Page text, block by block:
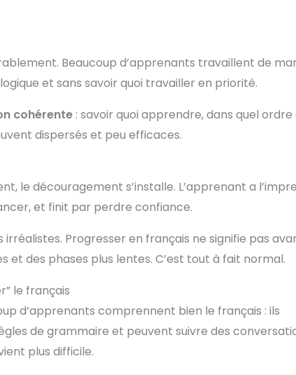
Beaucoup d’apprenants travaillent de
et sans savoir quoi travailler en priorité.
cohérente : savoir quoi apprendre, dans quel ordre
dispersés et peu efficaces.
le découragement s’installe. L’apprenant a
et finit par perdre confiance.
Progresser en français ne signifie pas
et des phases plus lentes. C’est tout à fait normal.
le français
d’apprenants comprennent bien le français : ils
de grammaire et peuvent suivre des
plus difficile.